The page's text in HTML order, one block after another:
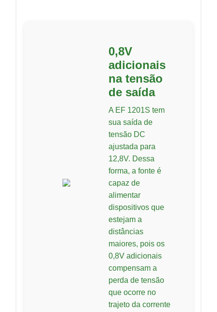
0,8V
adicionais
na tensão
de saída
A EF 1201S tem
sua saída de
tensão DC
ajustada para
12,8V. Dessa
forma, a fonte é
capaz de
alimentar
dispositivos que
estejam a
distâncias
maiores, pois os
0,8V adicionais
compensam a
perda de tensão
que ocorre no
trajeto da corrente